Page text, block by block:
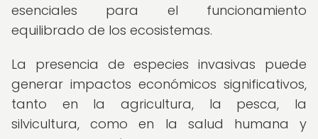
esenciales para el funcionamiento
equilibrado de los ecosistemas.
La presencia de especies invasivas puede
generar impactos económicos significativos,
tanto en la agricultura, la pesca, la
silvicultura, como en la salud humana y